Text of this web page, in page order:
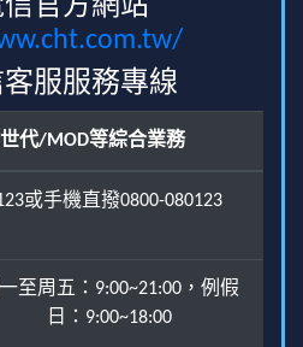
官方網站
服服務專線
代/MOD等綜合業務
或手機直撥0800-080123
至周五：9:00~21:00，例假
日：9:00~18:00